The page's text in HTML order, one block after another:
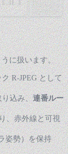
に扱います。
R-JPEG として
込み、連番ルー
、赤外線と可視
姿勢）を保持